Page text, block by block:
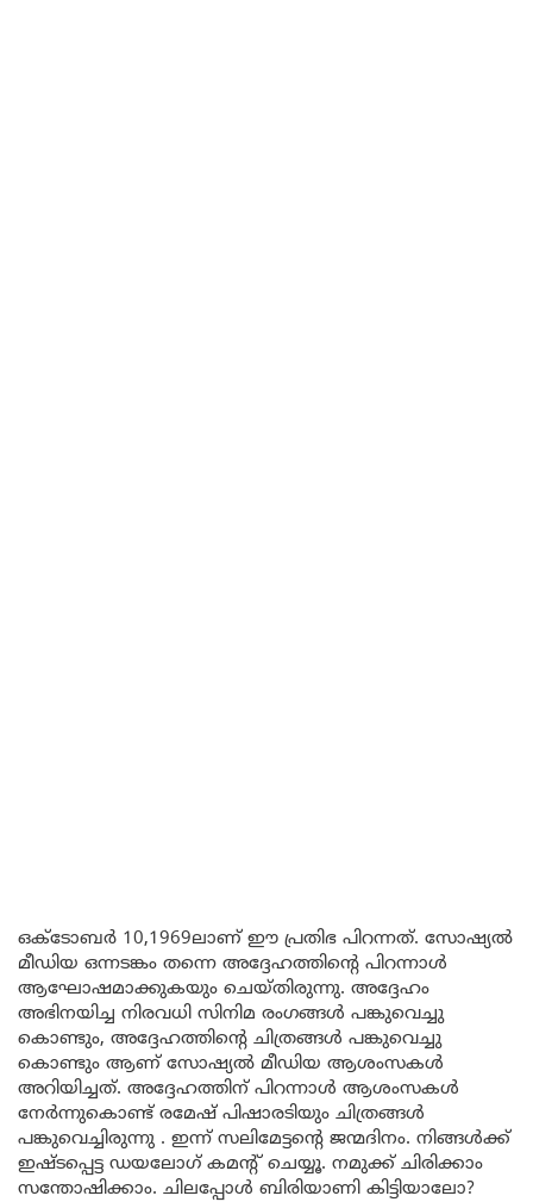
ഒക്ടോബർ 10,1969ലാണ് ഈ പ്രതിഭ പിറന്നത്. സോഷ്യൽ
മീഡിയ ഒന്നടങ്കം തന്നെ അദ്ദേഹത്തിന്റെ പിറന്നാൾ
ആഘോഷമാക്കുകയും ചെയ്തിരുന്നു. അദ്ദേഹം
അഭിനയിച്ച നിരവധി സിനിമ രംഗങ്ങൾ പങ്കുവെച്ചു
കൊണ്ടും, അദ്ദേഹത്തിന്റെ ചിത്രങ്ങൾ പങ്കുവെച്ചു
കൊണ്ടും ആണ് സോഷ്യൽ മീഡിയ ആശംസകൾ
അറിയിച്ചത്. അദ്ദേഹത്തിന് പിറന്നാൾ ആശംസകൾ
നേർന്നുകൊണ്ട് രമേഷ് പിഷാരടിയും ചിത്രങ്ങൾ
പങ്കുവെച്ചിരുന്നു . ഇന്ന് സലിമേട്ടന്റെ ജന്മദിനം. നിങ്ങൾക്ക്
ഇഷ്ടപ്പെട്ട ഡയലോഗ് കമന്റ് ചെയ്യൂ. നമുക്ക് ചിരിക്കാം
സന്തോഷിക്കാം. ചിലപ്പോൾ ബിരിയാണി കിട്ടിയാലോ?